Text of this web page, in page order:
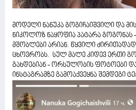
მოდელი ნანუკა გოგიჩაიშვილი და
ნიკოლოზ ნაყოფია პატარა გოგონას
მშობლები არიან. წყვილი ძირითადად
ცხოვრობს. სულ მალე კიდევ ერთი
გახდებიან - ორსულობის ფოტოები და
ინსტაგრამზე გამოაქვეყნა შემდეგი